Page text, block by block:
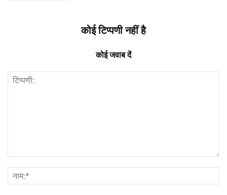
कोई टिप्पणी नहीं है
कोई जवाब दें